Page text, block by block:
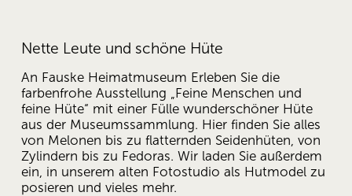
Nette Leute und schöne Hüte
An Fauske Heimatmuseum Erleben Sie die
farbenfrohe Ausstellung „Feine Menschen und
feine Hüte“ mit einer Fülle wunderschöner Hüte
aus der Museumssammlung. Hier finden Sie alles
von Melonen bis zu flatternden Seidenhüten, von
Zylindern bis zu Fedoras. Wir laden Sie außerdem
ein, in unserem alten Fotostudio als Hutmodel zu
posieren und vieles mehr.